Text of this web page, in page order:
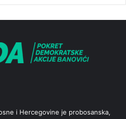
i Hercegovine je probosanska,